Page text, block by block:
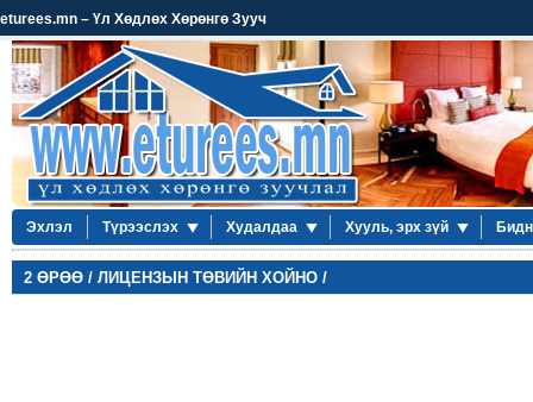
eturees.mn – Үл Хөдлөх Хөрөнгө Зууч
Эхлэл Түрээслэх Худалдаа Хууль, эрх зүй
2 ӨРӨӨ / ЛИЦЕНЗЫН ТӨВИЙН ХОЙНО /